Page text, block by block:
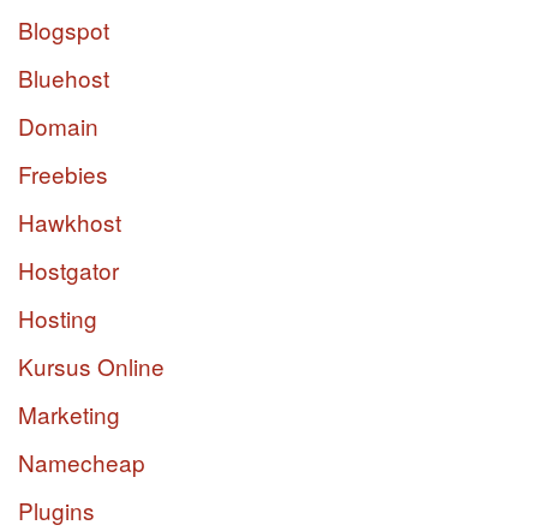
Blogspot
Bluehost
Domain
Freebies
Hawkhost
Hostgator
Hosting
Kursus Online
Marketing
Namecheap
Plugins